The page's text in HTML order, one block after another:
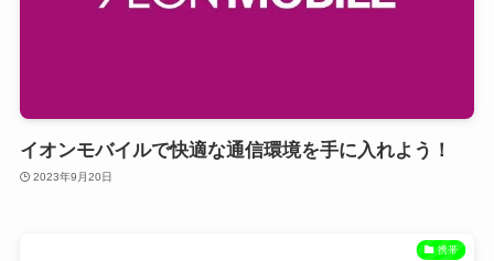
イオンモバイルで快適な通信環境を手に入れよう！
2023年9月20日
携帯